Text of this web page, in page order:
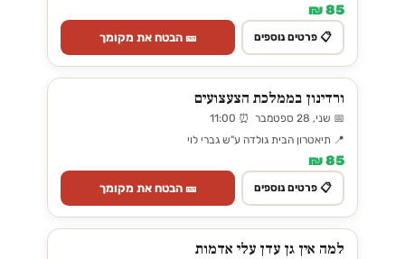
85 ₪
📋 פרטים נוספים 🎫 הבטח את מקומך
ורדינון בממלכת הצעצועים
📅 שני, 28 ספטמבר ⏰ 11:00
📍 תיאטרון הבית גולדה ע"ש גברי לוי
85 ₪
📋 פרטים נוספים 🎫 הבטח את מקומך
למה אין גן עדן עלי אדמות